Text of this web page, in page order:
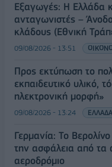
Εξαγωγές: Η Ελλάδα
ανταγωνιστές –
κλάδους (Εθνική
09/08/2026 - 13:51
Προς εκτύπωση το
εκπαιδευτικό υλικό,
ηλεκτρονική μορφή»
09/08/2026 - 13:24 ΕΛΛΑΔΑ
Γερμανία: Το
την ασφάλεια από τα
αεροδρόμιο